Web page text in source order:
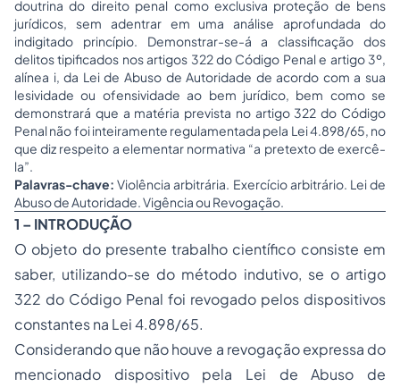
doutrina do direito penal como exclusiva proteção de bens
jurídicos, sem adentrar em uma análise aprofundada do
indigitado princípio. Demonstrar-se-á a classificação dos
delitos tipificados nos artigos 322 do Código Penal e artigo 3º,
alínea i, da Lei de Abuso de Autoridade de acordo com a sua
lesividade ou ofensividade ao bem jurídico, bem como se
demonstrará que a matéria prevista no artigo 322 do Código
Penal não foi inteiramente regulamentada pela Lei 4.898/65, no
que diz respeito a elementar normativa “a pretexto de exercê-
la”.
Palavras-chave:Violência arbitrária. Exercício arbitrário. Lei de
Abuso de Autoridade. Vigência ou Revogação.
1 – INTRODUÇÃO
O objeto do presente trabalho científico consiste em
saber, utilizando-se do método indutivo, se o artigo
322 do Código Penal foi revogado pelos dispositivos
constantes na Lei 4.898/65.
Considerando que não houve a revogação expressa do
mencionado dispositivo pela Lei de Abuso de